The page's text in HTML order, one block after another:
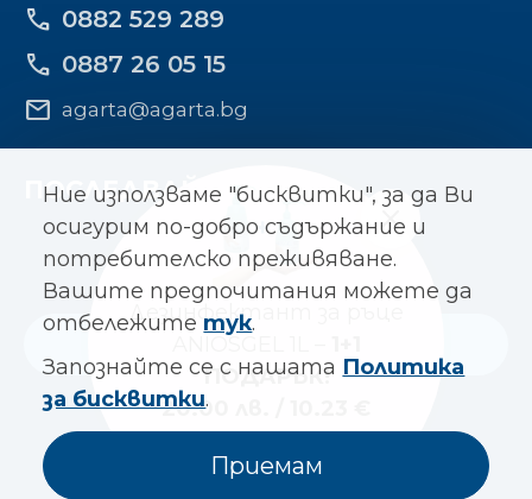
Дезинфектант за ръце
ПОДАРЪК!
20.00 лв. / 10.23 €
количествата
phone 0882 529 289
phone 0887 26 05 15
mail agarta@agarta.bg
ПОСЛЕДВАЙТЕ НИ
| Designed by
Ние използваме "бисквитки", за да Ви
осигурим по-добро съдържание и
потребителско преживяване.
Вашите предпочитания можете да
отбележите тук.
Запознайте се с нашата Политика
за бисквитки.
Приемам